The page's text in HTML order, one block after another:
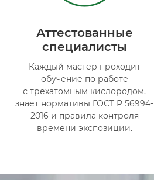
Аттестованные
специалисты
Каждый мастер проходит
обучение по работе
с трёхатомным кислородом,
знает нормативы ГОСТ Р 56994-
2016 и правила контроля
времени экспозиции.